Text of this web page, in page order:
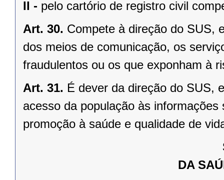
II - pelo cartório de registro civil
Art. 30. Compete à direção do SUS,
dos meios de comunicação, os
fraudulentos ou os que exponham à
Art. 31. É dever da direção do SUS,
acesso da população às
promoção à saúde e qualidade de
DA